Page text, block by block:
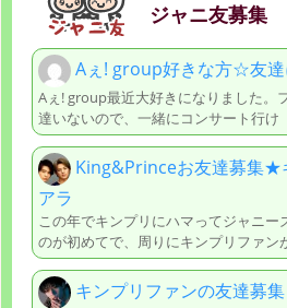
ジャニ友募集
Aぇ! group好きな方☆友達
Aぇ! group最近大好きになりました。
達いないので、一緒にコンサート行け
King&Princeお友達募集★
アラ
この年でキンプリにハマってジャニー
のが初めてで、周りにキンプリファン
キンプリファンの友達募集